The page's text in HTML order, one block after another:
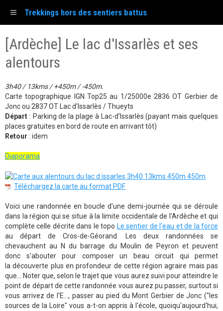
Trekkings hors des sentiers battus
[Ardèche] Le lac d'Issarlès et ses
alentours
3h40 / 13kms / +450m / -450m.
Carte topographique IGN Top25 au 1/25000e 2836 OT Gerbier de
Jonc ou 2837 OT Lac d'Issarlès / Thueyts
Départ : Parking de la plage à Lac-d'Issarlès (payant mais quelques
places gratuites en bord de route en arrivant tôt)
Retour : idem
Diaporama
Téléchargez la carte au format PDF
Voici une randonnée en boucle d'une demi-journée qui se déroule
dans la région qui se situe à la limite occidentale de l'Ardèche et qui
complète celle décrite dans le topo Le sentier de l'eau et de la force
au départ de Cros-de-Géorand. Les deux randonnées se
chevauchent au N du barrage du Moulin de Peyron et peuvent
donc s'abouter pour composer un beau circuit qui permet
la découverte plus en profondeur de cette région agraire mais pas
que... Noter que, selon le trajet que vous aurez suivi pour atteindre le
point de départ de cette randonnée vous aurez pu passer, surtout si
vous arrivez de l'E..., passer au pied du Mont Gerbier de Jonc ("les
sources de la Loire" vous a-t-on appris à l'école, quoiqu'aujourd'hui,